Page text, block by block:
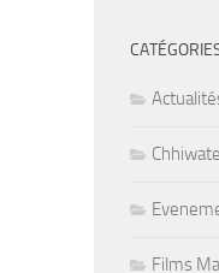
Films